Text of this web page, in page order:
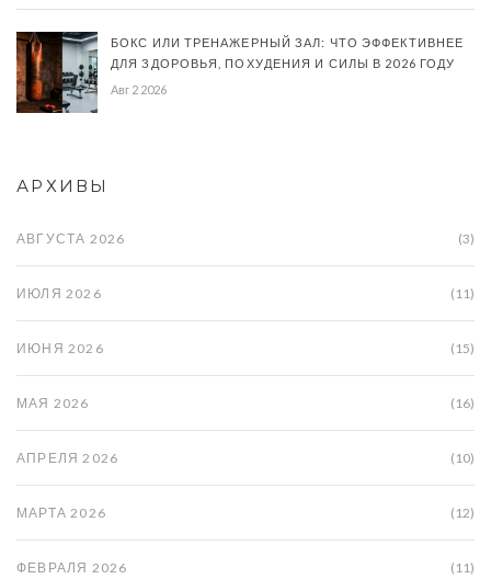
БОКС ИЛИ ТРЕНАЖЕРНЫЙ ЗАЛ: ЧТО ЭФФЕКТИВНЕЕ
ДЛЯ ЗДОРОВЬЯ, ПОХУДЕНИЯ И СИЛЫ В 2026 ГОДУ
Авг 2 2026
АРХИВЫ
АВГУСТА 2026 (3)
ИЮЛЯ 2026 (11)
ИЮНЯ 2026 (15)
МАЯ 2026 (16)
АПРЕЛЯ 2026 (10)
МАРТА 2026 (12)
ФЕВРАЛЯ 2026 (11)